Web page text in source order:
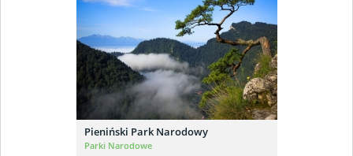
Pieniński Park Narodowy
Parki Narodowe